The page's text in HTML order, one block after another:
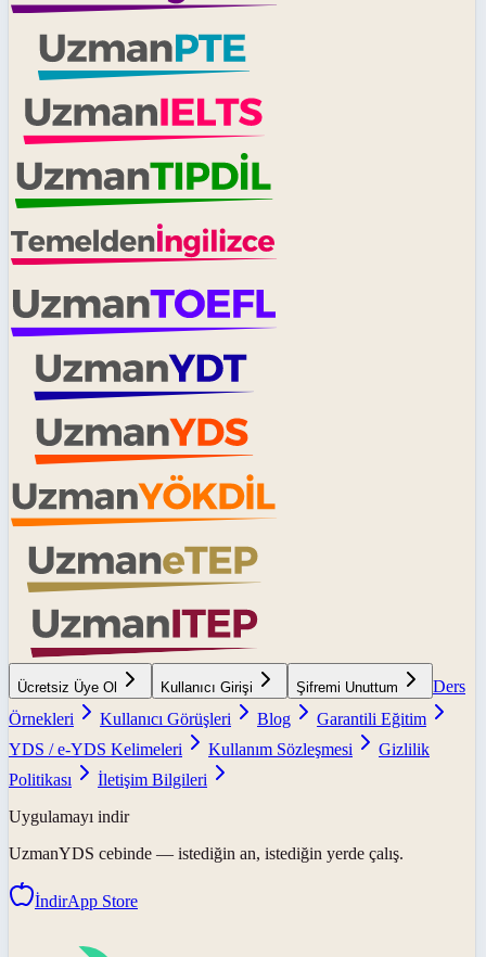
Ücretsiz Üye Ol Kullanıcı Girişi Şifremi Unuttum
Ders
Örnekleri
Kullanıcı Görüşleri Blog
Garantili Eğitim
YDS / e-YDS Kelimeleri
Kullanım Sözleşmesi
Gizlilik
Politikası
İletişim Bilgileri
Uygulamayı indir
UzmanYDS cebinde — istediğin an, istediğin yerde çalış.
İndirApp Store